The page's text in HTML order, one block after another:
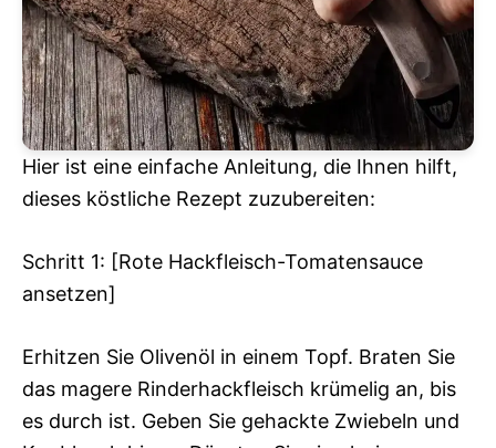
Hier ist eine einfache Anleitung, die Ihnen hilft,
dieses köstliche Rezept zuzubereiten:
Schritt 1: [Rote Hackfleisch-Tomatensauce
ansetzen]
Erhitzen Sie Olivenöl in einem Topf. Braten Sie
das magere Rinderhackfleisch krümelig an, bis
es durch ist. Geben Sie gehackte Zwiebeln und